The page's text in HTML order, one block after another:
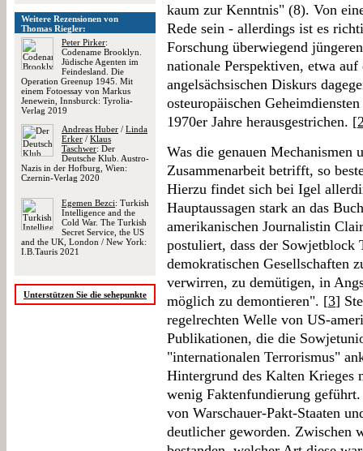
Weitere Rezensionen von
Thomas Riegler:
Peter Pirker:
Codename Brooklyn.
Jüdische Agenten im
Feindesland. Die
Operation Greenup 1945. Mit
einem Fotoessay von Markus
Jenewein, Innsburck: Tyrolia-
Verlag 2019
Andreas Huber / Linda
Erker / Klaus
Taschwer: Der
Deutsche Klub. Austro-
Nazis in der Hofburg, Wien:
Czernin-Verlag 2020
Egemen Bezci: Turkish
Intelligence and the
Cold War. The Turkish
Secret Service, the US
and the UK, London / New York:
I.B.Tauris 2021
Unterstützen Sie die sehepunkte
kaum zur Kenntnis" (8). Von
Rede sein - allerdings ist es
Forschung überwiegend
nationale Perspektiven, etwa
angelsächsischen Diskurs
osteuropäischen
1970er Jahre herausgestrichen. [
Was die genauen Mechanismen
Zusammenarbeit betrifft, so
Hierzu findet sich bei Igel
Hauptaussagen stark an das
amerikanischen Journalistin
postuliert, dass der Sowjetblock
demokratischen Gesellschaften
verwirren, zu demütigen, in
möglich zu demontieren". [3]
regelrechten Welle von US-
Publikationen, die die
"internationalen Terrorismus"
Hintergrund des Kalten Krieges
wenig Faktenfundierung
von Warschauer-Pakt-Staaten
deutlicher geworden. Zwischen